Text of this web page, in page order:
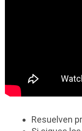
Resuelven